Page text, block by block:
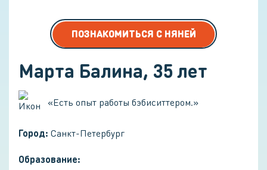
ПОЗНАКОМИТЬСЯ С НЯНЕЙ
Марта Балина, 35лет
«Есть опыт работы бэбиситтером.»
Город: Санкт-Петербург
Образование: